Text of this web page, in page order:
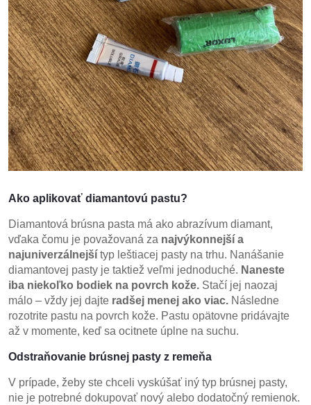
Ako aplikovať diamantovú pastu?
Diamantová brúsna pasta má ako abrazívum diamant,
vďaka čomu je považovaná za najvýkonnejší a
najuniverzálnejší typ leštiacej pasty na trhu. Nanášanie
diamantovej pasty je taktiež veľmi jednoduché. Naneste
iba niekoľko bodiek na povrch kože. Stačí jej naozaj
málo – vždy jej dajte radšej menej ako viac. Následne
rozotrite pastu na povrch kože. Pastu opätovne pridávajte
až v momente, keď sa ocitnete úplne na suchu.
Odstraňovanie brúsnej pasty z remeňa
V prípade, žeby ste chceli vyskúšať iný typ brúsnej pasty,
nie je potrebné dokupovať nový alebo dodatočný remienok.